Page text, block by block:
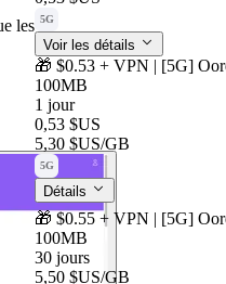
les 5G
Voir les détails
🎁 $0.53 + VPN | [5G]
100MB
1 jour
0,53 $US
5,30 $US/GB
5G
Détails
🎁 $0.55 + VPN | [5G]
100MB
30 jours
5,50 $US/GB